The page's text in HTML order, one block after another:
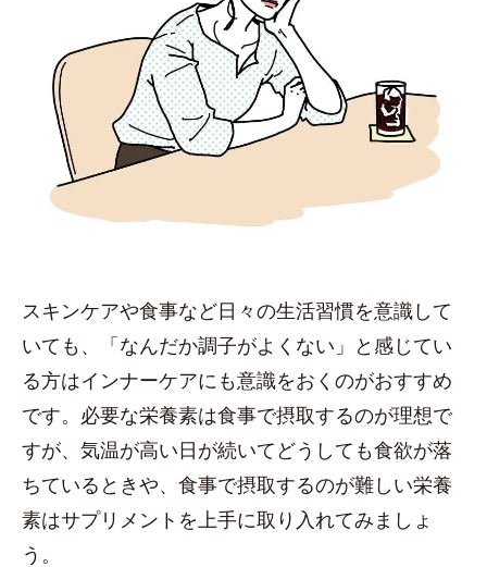
スキンケアや食事など日々の生活習慣を意識して
いても、「なんだか調子がよくない」と感じてい
る方はインナーケアにも意識をおくのがおすすめ
です。必要な栄養素は食事で摂取するのが理想で
すが、気温が高い日が続いてどうしても食欲が落
ちているときや、食事で摂取するのが難しい栄養
素はサプリメントを上手に取り入れてみましょ
う。